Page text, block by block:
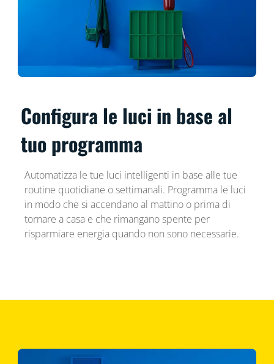
Configura le luci in base al
tuo programma
Automatizza le tue luci intelligenti in base alle tue
routine quotidiane o settimanali. Programma le luci
in modo che si accendano al mattino o prima di
tornare a casa e che rimangano spente per
risparmiare energia quando non sono necessarie.